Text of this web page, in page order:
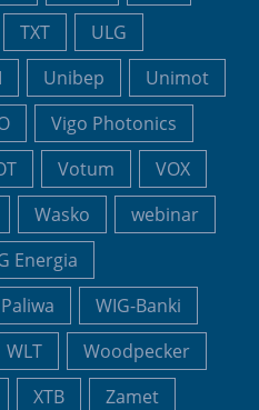
TXT
ULG
Unibep
Unimot
Vigo Photonics
Votum
VOX
Wasko
webinar
Energia
WIG-Banki
WLT
Woodpecker
XTB
Zamet